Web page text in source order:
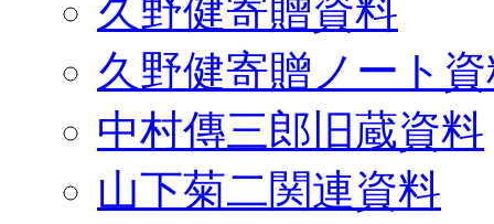
久野健寄贈資料
久野健寄贈ノート
中村傳三郎旧蔵資料
山下菊二関連資料